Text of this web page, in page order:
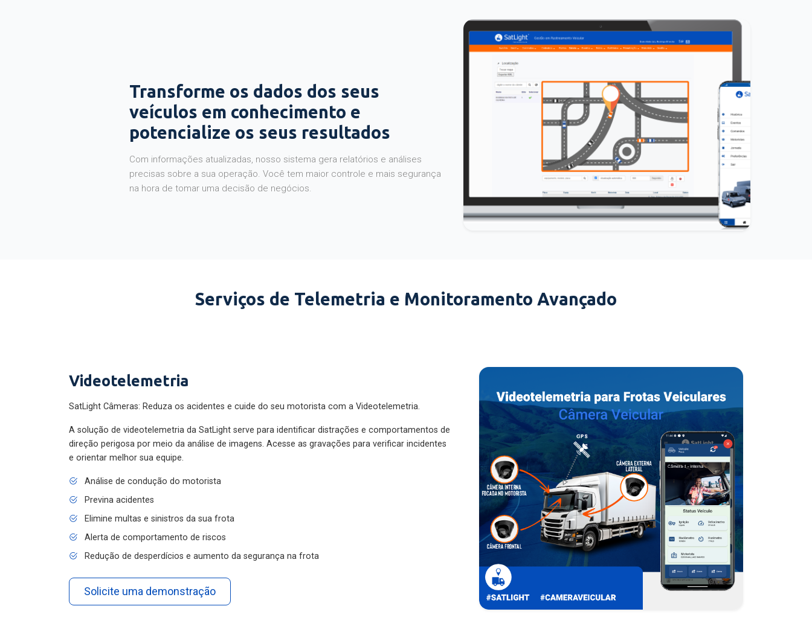
Transforme os dados dos seus
veículos em conhecimento e
potencialize os seus resultados
Com informações atualizadas, nosso sistema gera relatórios e análises
precisas sobre a sua operação. Você tem maior controle e mais segurança
na hora de tomar uma decisão de negócios.
Serviços de Telemetria e Monitoramento Avançado
Videotelemetria
SatLight Câmeras: Reduza os acidentes e cuide do seu motorista com a Videotelemetria.
A solução de videotelemetria da SatLight serve para identificar distrações e comportamentos de
direção perigosa por meio da análise de imagens. Acesse as gravações para verificar incidentes
e orientar melhor sua equipe.
Análise de condução do motorista
Previna acidentes
Elimine multas e sinistros da sua frota
Alerta de comportamento de riscos
Redução de desperdícios e aumento da segurança na frota
Solicite uma demonstração